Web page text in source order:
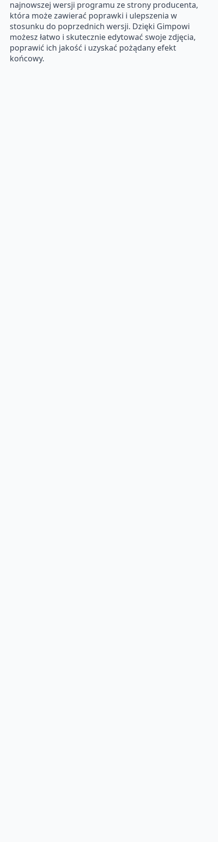
najnowszej wersji programu ze strony producenta,
która może zawierać poprawki i ulepszenia w
stosunku do poprzednich wersji. Dzięki Gimpowi
możesz łatwo i skutecznie edytować swoje zdjęcia,
poprawić ich jakość i uzyskać pożądany efekt
końcowy.